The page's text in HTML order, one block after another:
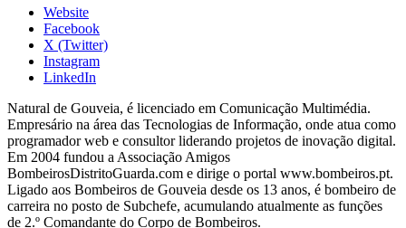
Website
Facebook
X (Twitter)
Instagram
LinkedIn
Natural de Gouveia, é licenciado em Comunicação Multimédia.
Empresário na área das Tecnologias de Informação, onde atua como
programador web e consultor liderando projetos de inovação digital.
Em 2004 fundou a Associação Amigos
BombeirosDistritoGuarda.com e dirige o portal www.bombeiros.pt.
Ligado aos Bombeiros de Gouveia desde os 13 anos, é bombeiro de
carreira no posto de Subchefe, acumulando atualmente as funções
de 2.º Comandante do Corpo de Bombeiros.